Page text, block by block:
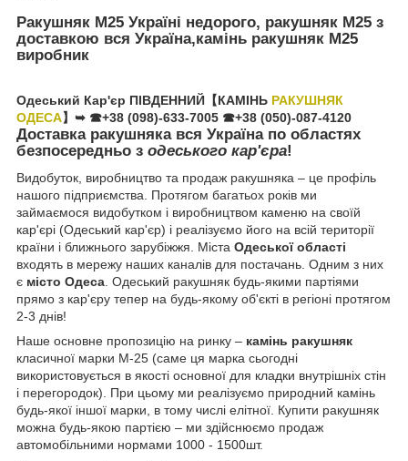
Ракушняк М25 Україні недорого, ракушняк М25 з
доставкою вся Україна,камінь ракушняк М25
виробник
Одеський Кар'єр ПІВДЕННИЙ 【КАМІНЬ РАКУШНЯК
ОДЕСА】➥ ☎+38 (098)-633-7005 ☎+38 (050)-087-4120
Доставка ракушняка вся Україна по областях
безпосередньо з одеського кар'єра!
Видобуток, виробництво та продаж ракушняка – це профіль
нашого підприємства. Протягом багатьох років ми
займаємося видобутком і виробництвом каменю на своїй
кар'єрі (Одеський кар'єр) і реалізуємо його на всій території
країни і ближнього зарубіжжя. Міста Одеської області
входять в мережу наших каналів для постачань. Одним з них
є місто Одеса. Одеський ракушняк будь-якими партіями
прямо з кар'єру тепер на будь-якому об'єкті в регіоні протягом
2-3 днів!
Наше основне пропозицію на ринку – камінь ракушняк
класичної марки М-25 (саме ця марка сьогодні
використовується в якості основної для кладки внутрішніх стін
і перегородок). При цьому ми реалізуємо природний камінь
будь-якої іншої марки, в тому числі елітної. Купити ракушняк
можна будь-якою партією – ми здійснюємо продаж
автомобільними нормами 1000 - 1500шт.